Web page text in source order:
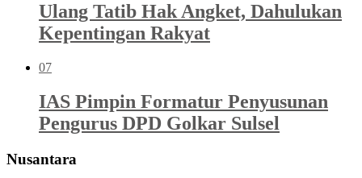
Ulang Tatib Hak Angket, Dahulukan
Kepentingan Rakyat
07
IAS Pimpin Formatur Penyusunan
Pengurus DPD Golkar Sulsel
Nusantara